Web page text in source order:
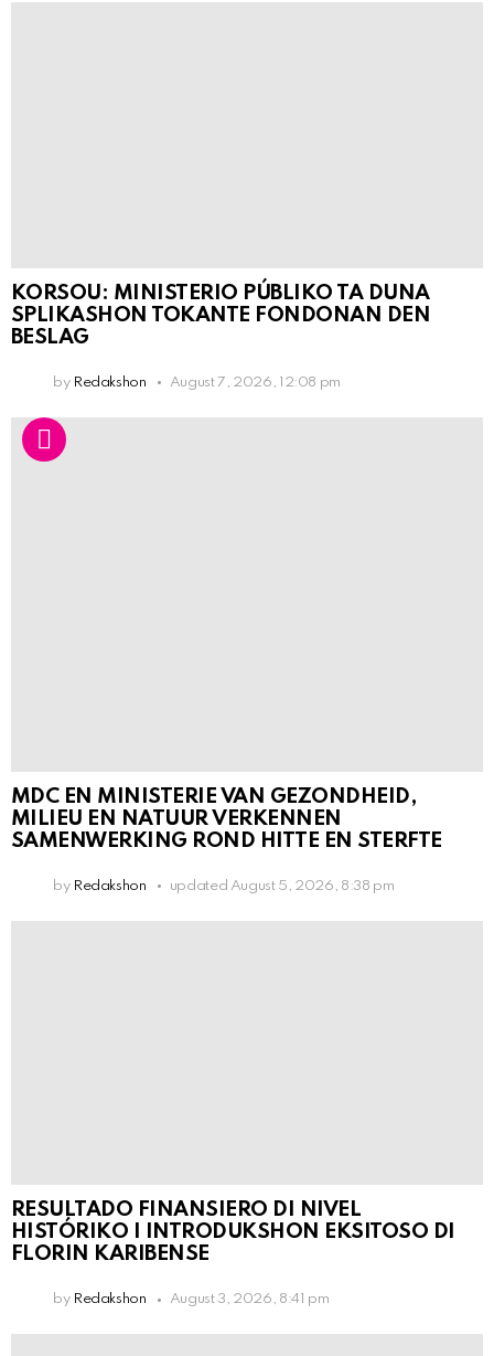
KORSOU: MINISTERIO PÚBLIKO TA DUNA
SPLIKASHON TOKANTE FONDONAN DEN
BESLAG
by Redakshon August 7, 2026, 12:08 pm
MDC EN MINISTERIE VAN GEZONDHEID,
MILIEU EN NATUUR VERKENNEN
SAMENWERKING ROND HITTE EN STERFTE
by Redakshon updated August 5, 2026, 8:38 pm
RESULTADO FINANSIERO DI NIVEL
HISTÓRIKO I INTRODUKSHON EKSITOSO DI
FLORIN KARIBENSE
by Redakshon August 3, 2026, 8:41 pm